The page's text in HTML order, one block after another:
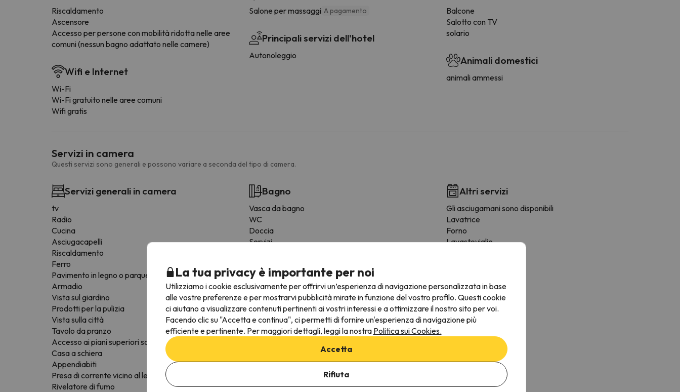
Riscaldamento
Ascensore
Accesso per persone con mobilità ridotta nelle aree
comuni (nessun bagno adattato nelle camere)
Wifi e Internet
Wi-Fi
Wi-Fi gratuito nelle aree comuni
Wifi gratis
Salone per massaggi A pagamento
Principali servizi dell'hotel
Autonoleggio
Balcone
Salotto con TV
solario
Animali domestici
animali ammessi
Servizi in camera
Questi servizi sono generali e possono variare a seconda del tipo di camera.
Servizi generali in camera
tv
Radio
Cucina
Asciugacapelli
Riscaldamento
Ferro
Pavimento in legno o parquet
Armadio
Vista sul giardino
Prodotti per la pulizia
Vista sulla città
Tavolo da pranzo
Accesso ai piani superiori solo tramite scale
Casa a schiera
Appendiabiti
Presa di corrente vicino al letto
Rivelatore di fumo
Bagno
Vasca da bagno
WC
Doccia
Servizi
Bidet
Carta igienica
Shampoo
Gel doccia
Altri servizi
Gli asciugamani sono disponibili
Lavatrice
Forno
Lavastoviglie
Stendino
Tostapane
Stoviglie
Fornelli
La tua privacy è importante per noi
Utilizziamo i cookie esclusivamente per offrirvi un’esperienza di navigazione personalizzata in base
alle vostre preferenze e per mostrarvi pubblicità mirate in funzione del vostro profilo. Questi cookie
ci aiutano a visualizzare contenuti pertinenti ai vostri interessi e a ottimizzare il nostro sito per voi.
Facendo clic su "Accetta e continua", ci permetti di fornire un'esperienza di navigazione più
efficiente e pertinente. Per maggiori dettagli, leggi la nostra Politica sui Cookies.
Accetta
Rifiuta